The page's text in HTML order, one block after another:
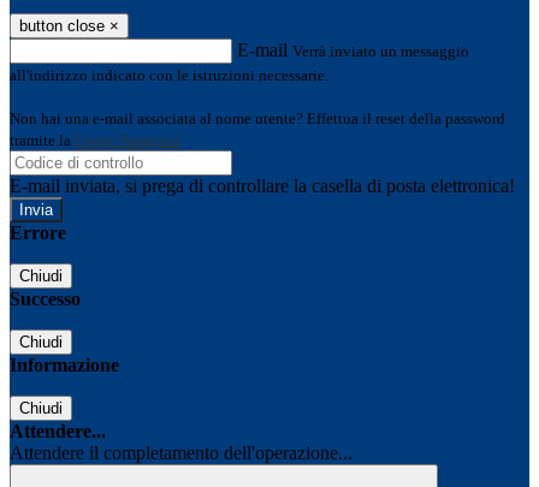
button close ×
E-mail Verrà inviato un messaggio
all'indirizzo indicato con le istruzioni necessarie.
Non hai una e-mail associata al nome utente? Effettua il reset della password
tramite la Login Spaggiari
E-mail inviata, si prega di controllare la casella di posta elettronica!
Errore
Chiudi
Successo
Chiudi
Informazione
Chiudi
Attendere...
Attendere il completamento dell'operazione...